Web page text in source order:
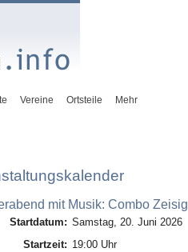
Vereine Ortsteile Mehr
mit Musik: Combo Zeisig
Startdatum: Samstag, 20. Juni 2026
Startzeit: 19:00 Uhr